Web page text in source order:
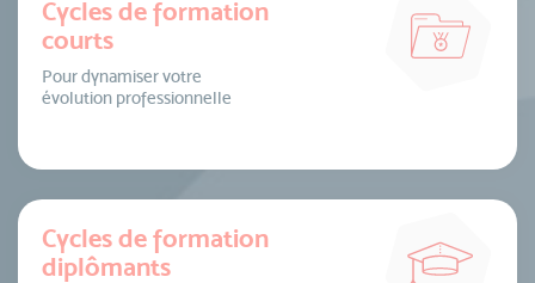
Cycles de formation
courts
Pour dynamiser votre
évolution professionnelle
Cycles de formation
diplômants